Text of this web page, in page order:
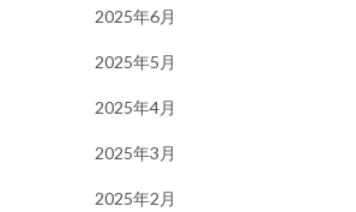
2025年6月
2025年5月
2025年4月
2025年3月
2025年2月